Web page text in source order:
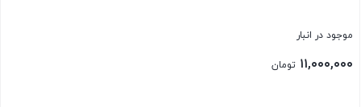
موجود در انبار
۱۱,۰۰۰,۰۰۰ تومان